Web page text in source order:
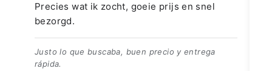
👍👍👍👌
👍👍👍👌